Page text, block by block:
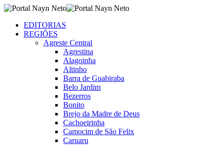
EDITORIAS
REGIÕES
Agreste Central
Agrestina
Alagoinha
Altinho
Barra de Guabiraba
Belo Jardim
Bezerros
Bonito
Brejo da Madre de Deus
Cachoeirinha
Camocim de São Felix
Caruaru